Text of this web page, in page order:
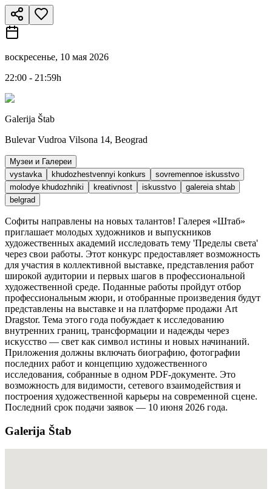
воскресенье, 10 мая 2026
22:00 - 21:59h
Galerija Štab
Bulevar Vudroa Vilsona 14, Beograd
Музеи и Галереи
vystavka
khudozhestvennyi konkurs
sovremennoe iskusstvo
molodye khudozhniki
kreativnost iskusstvo
galereia shtab
belgrad
Софиты направлены на новых талантов! Галерея «Штаб»
приглашает молодых художников и выпускников
художественных академий исследовать тему 'Пределы света'
через свои работы. Этот конкурс предоставляет возможность
для участия в коллективной выставке, представления работ
широкой аудитории и первых шагов в профессиональной
художественной среде. Поданные работы пройдут отбор
профессиональным жюри, и отобранные произведения будут
представлены на выставке и на платформе продажи Art
Dragstor. Тема этого года побуждает к исследованию
внутренних границ, трансформации и надежды через
искусство — свет как символ истины и новых начинаний.
Приложения должны включать биографию, фотографии
последних работ и концепцию художественного
исследования, собранные в одном PDF-документе. Это
возможность для видимости, сетевого взаимодействия и
построения художественной карьеры на современной сцене.
Последний срок подачи заявок — 10 июня 2026 года.
Galerija Štab